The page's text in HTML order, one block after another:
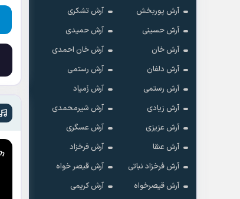
آرش پوربخش
آرش تشکری
آرش حسینی
آرش حمیدی
آرش خان
آرش خان احمدی
آرش دلفان
آرش رستمى
آرش رستمی
آرش زَمیاد
آرش زیادی
آرش شیرمحمدی
آرش عزیزی
آرش عسگری
آرش عنقا
آرش فرخزاد
آرش فرخزاد نباتی
آرش قیصر خواه
آرش قیصرخواه
آرش کریمی